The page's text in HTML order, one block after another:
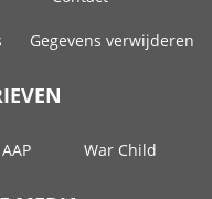
Gegevens verwijderen
AAP War Child